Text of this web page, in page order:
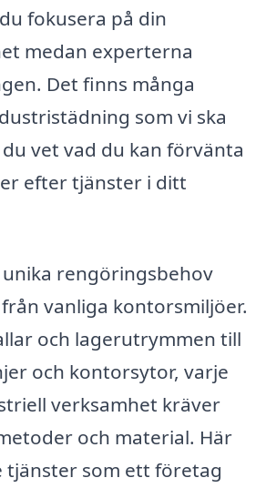
fokusera på din
medan experterna
Det finns många
som vi ska
vet vad du kan förvänta
efter tjänster i ditt
rengöringsbehov
vanliga kontorsmiljöer.
och lagerutrymmen till
och kontorsytor, varje
verksamhet kräver
och material. Här
tjänster som ett företag